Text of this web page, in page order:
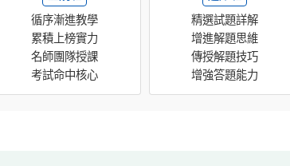
循序漸進教學
累積上榜實力
名師團隊授課
考試命中核心
精選試題詳解
增進解題思維
傳授解題技巧
增強答題能力